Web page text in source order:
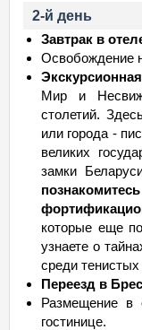
2-й день
Завтрак в
Освобождение
Мир и
столетий.
или города -
великих
замки
которые еще
узнаете о
среди
Переезд в
Размещение в
гостинице.